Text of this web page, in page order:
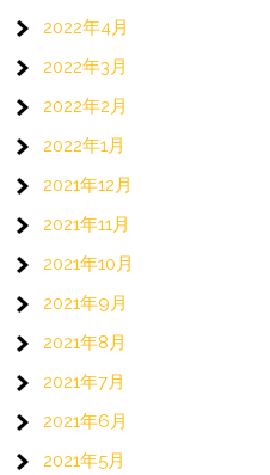
2022年4月
2022年3月
2022年2月
2022年1月
2021年12月
2021年11月
2021年10月
2021年9月
2021年8月
2021年7月
2021年6月
2021年5月